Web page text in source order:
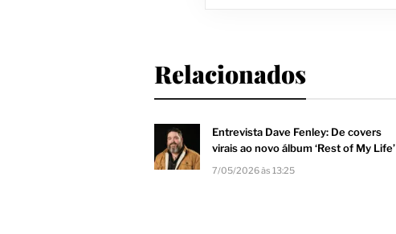
Relacionados
Entrevista Dave Fenley: De covers
virais ao novo álbum ‘Rest of My Life’
7/05/2026 às 13:25